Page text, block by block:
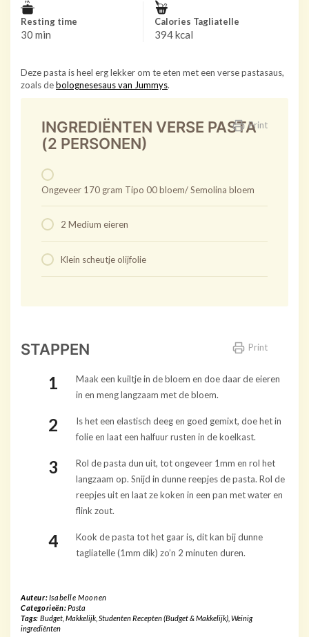
Resting time
30 min
Calories Tagliatelle
394 kcal
Deze pasta is heel erg lekker om te eten met een verse pastasaus,
zoals debolognesesaus van Jummys.
Print
INGREDIËNTEN VERSE PASTA
(2 PERSONEN)
Ongeveer 170 gram Tipo 00 bloem/ Semolina bloem
2 Medium eieren
Klein scheutje olijfolie
Print
STAPPEN
Maak een kuiltje in de bloem en doe daar de eieren
in en meng langzaam met de bloem.
Is het een elastisch deeg en goed gemixt, doe het in
folie en laat een halfuur rusten in de koelkast.
Rol de pasta dun uit, tot ongeveer 1mm en rol het
langzaam op. Snijd in dunne reepjes de pasta. Rol de
reepjes uit en laat ze koken in een pan met water en
flink zout.
Kook de pasta tot het gaar is, dit kan bij dunne
tagliatelle (1mm dik) zo’n 2 minuten duren.
Auteur:Isabelle Moonen
Categorieën:Pasta
Tags: Budget, Makkelijk, Studenten Recepten (Budget & Makkelijk), Weinig
ingrediënten